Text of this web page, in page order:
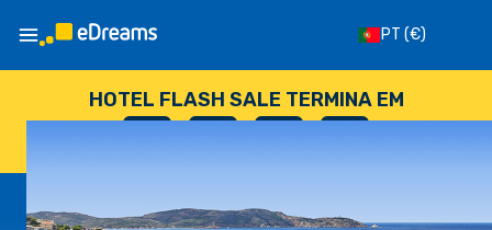
PT (€)
HOTEL FLASH SALE TERMINA EM